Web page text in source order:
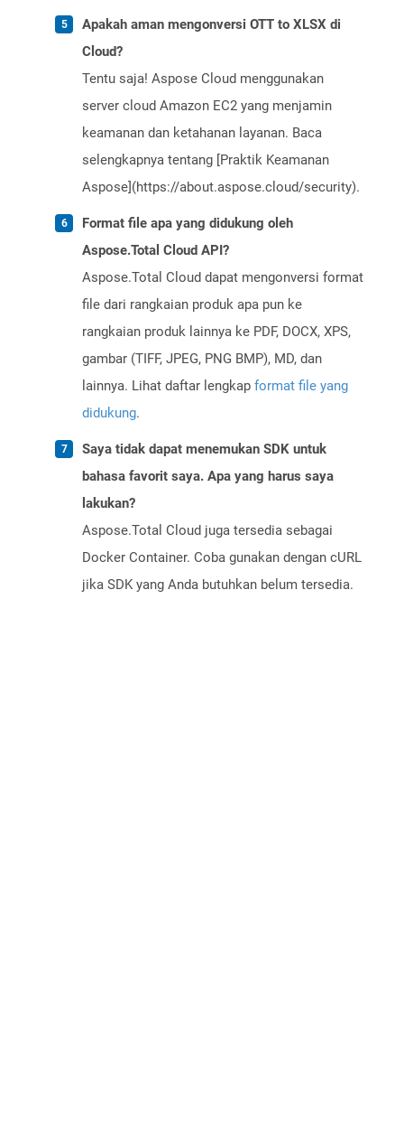
Apakah aman mengonversi OTT to XLSX di
Cloud?
Tentu saja! Aspose Cloud menggunakan
server cloud Amazon EC2 yang menjamin
keamanan dan ketahanan layanan. Baca
selengkapnya tentang [Praktik Keamanan
Aspose](https://about.aspose.cloud/security).
Format file apa yang didukung oleh
Aspose.Total Cloud API?
Aspose.Total Cloud dapat mengonversi format
file dari rangkaian produk apa pun ke
rangkaian produk lainnya ke PDF, DOCX, XPS,
gambar (TIFF, JPEG, PNG BMP), MD, dan
lainnya. Lihat daftar lengkap format file yang
didukung.
Saya tidak dapat menemukan SDK untuk
bahasa favorit saya. Apa yang harus saya
lakukan?
Aspose.Total Cloud juga tersedia sebagai
Docker Container. Coba gunakan dengan cURL
jika SDK yang Anda butuhkan belum tersedia.